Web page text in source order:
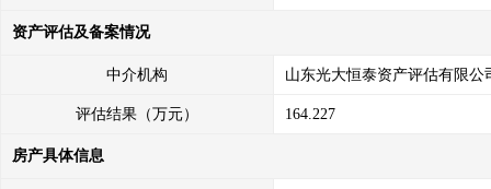
资产评估及备案情况
中介机构 山东光大恒泰资产评估有限公
评估结果（万元） 164.227
房产具体信息